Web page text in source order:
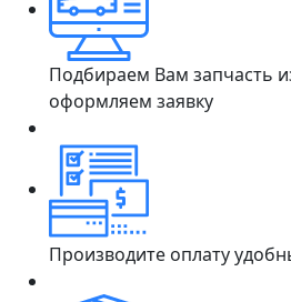
Подбираем Вам запчасть
оформляем заявку
Производите оплату